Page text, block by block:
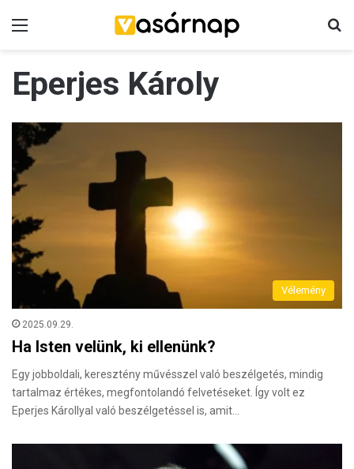
Eperjes Károly
Vélemény
2025.09.29.
Ha Isten velünk, ki ellenünk?
Egy jobboldali, keresztény művésszel való beszélgetés, mindig
tartalmaz értékes, megfontolandó felvetéseket. Így volt ez
Eperjes Károllyal való beszélgetéssel is, amit…